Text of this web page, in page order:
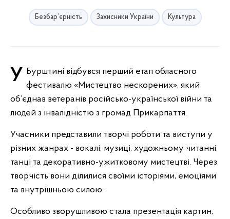
Безбар’єрність Захисники України Культура
У Бурштині відбувся перший етап обласного фестивалю «Мистецтво нескорених», який
об’єднав ветеранів російсько-української війни та
людей з інвалідністю з громад Прикарпаття.
Учасники представили творчі роботи та виступи у
різних жанрах - вокалі, музиці, художньому читанні,
танці та декоративно-ужитковому мистецтві. Через
творчість вони ділилися своїми історіями, емоціями
та внутрішньою силою.
Особливо зворушливою стала презентація картин,